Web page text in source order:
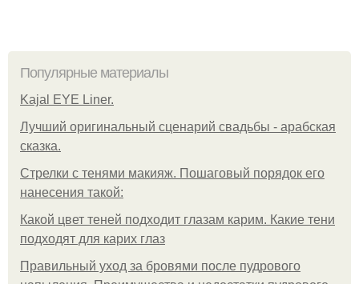
Популярные материалы
Kajal EYE Liner.
Лучший оригинальный сценарий свадьбы - арабская
сказка.
Стрелки с тенями макияж. Пошаговый порядок его
нанесения такой:
Какой цвет теней подходит глазам карим. Какие тени
подходят для карих глаз
Правильный уход за бровями после пудрового